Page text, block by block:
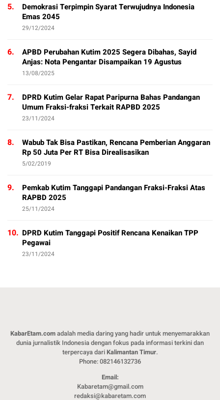
5.
Demokrasi Terpimpin Syarat Terwujudnya Indonesia
Emas 2045
29/12/2024
6.
APBD Perubahan Kutim 2025 Segera Dibahas, Sayid
Anjas: Nota Pengantar Disampaikan 19 Agustus
13/08/2025
7.
DPRD Kutim Gelar Rapat Paripurna Bahas Pandangan
Umum Fraksi-fraksi Terkait RAPBD 2025
23/11/2024
8.
Wabub Tak Bisa Pastikan, Rencana Pemberian Anggaran
Rp 50 Juta Per RT Bisa Direalisasikan
5/02/2019
9.
Pemkab Kutim Tanggapi Pandangan Fraksi-Fraksi Atas
RAPBD 2025
25/11/2024
10. DPRD Kutim Tanggapi Positif Rencana Kenaikan TPP
Pegawai
23/11/2024
KabarEtam.comadalah media daring yang hadir untuk menyemarakkan
dunia jurnalistik Indonesia dengan fokus pada informasi terkini dan
terpercaya dariKalimantan Timur.
Phone: 082146132736
Email:
Kabaretam@gmail.com
redaksi@kabaretam.com